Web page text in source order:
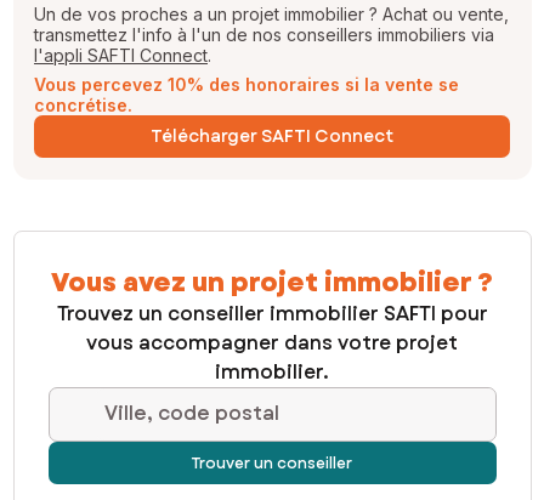
Un de vos proches a un projet immobilier ? Achat ou vente,
transmettez l'info à l'un de nos conseillers immobiliers via
l'appli SAFTI Connect.
Vous percevez 10% des honoraires si la vente se
concrétise.
Télécharger SAFTI Connect
Vous avez un projet immobilier ?
Trouvez un conseiller immobilier SAFTI pour
vous accompagner dans votre projet
immobilier.
Ville, code postal
Trouver un conseiller